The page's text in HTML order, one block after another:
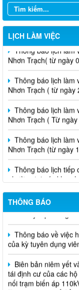
LỊCH LÀM VIỆC
Thông báo lịch làm
Nhơn Trạch( từ ngày
Thông báo lịch làm
Nhơn Trạch ( từ ngày
Thông báo lịch làm
Nhơn Trạch ( Từ
Thông báo lịch làm
Nhơn Trạch (từ ngày
Thông báo lịch tiếp
phường tại các khu
2026
THÔNG BÁO
Niêm yết phương
Thông báo về việc
của kỳ tuyên dụng
Biên bản niêm yết
tái định cư của các
nối trạm biến áp
Trạch, thành phố